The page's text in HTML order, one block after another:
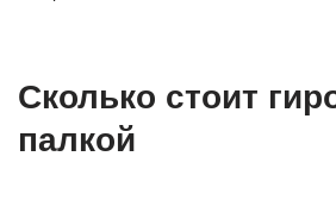
Сколько стоит
палкой